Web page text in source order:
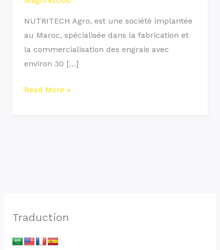
NUTRITECH Agro, est une société implantée
au Maroc, spécialisée dans la fabrication et
la commercialisation des engrais avec
environ 30 […]
commerciaux
Read More »
Traduction